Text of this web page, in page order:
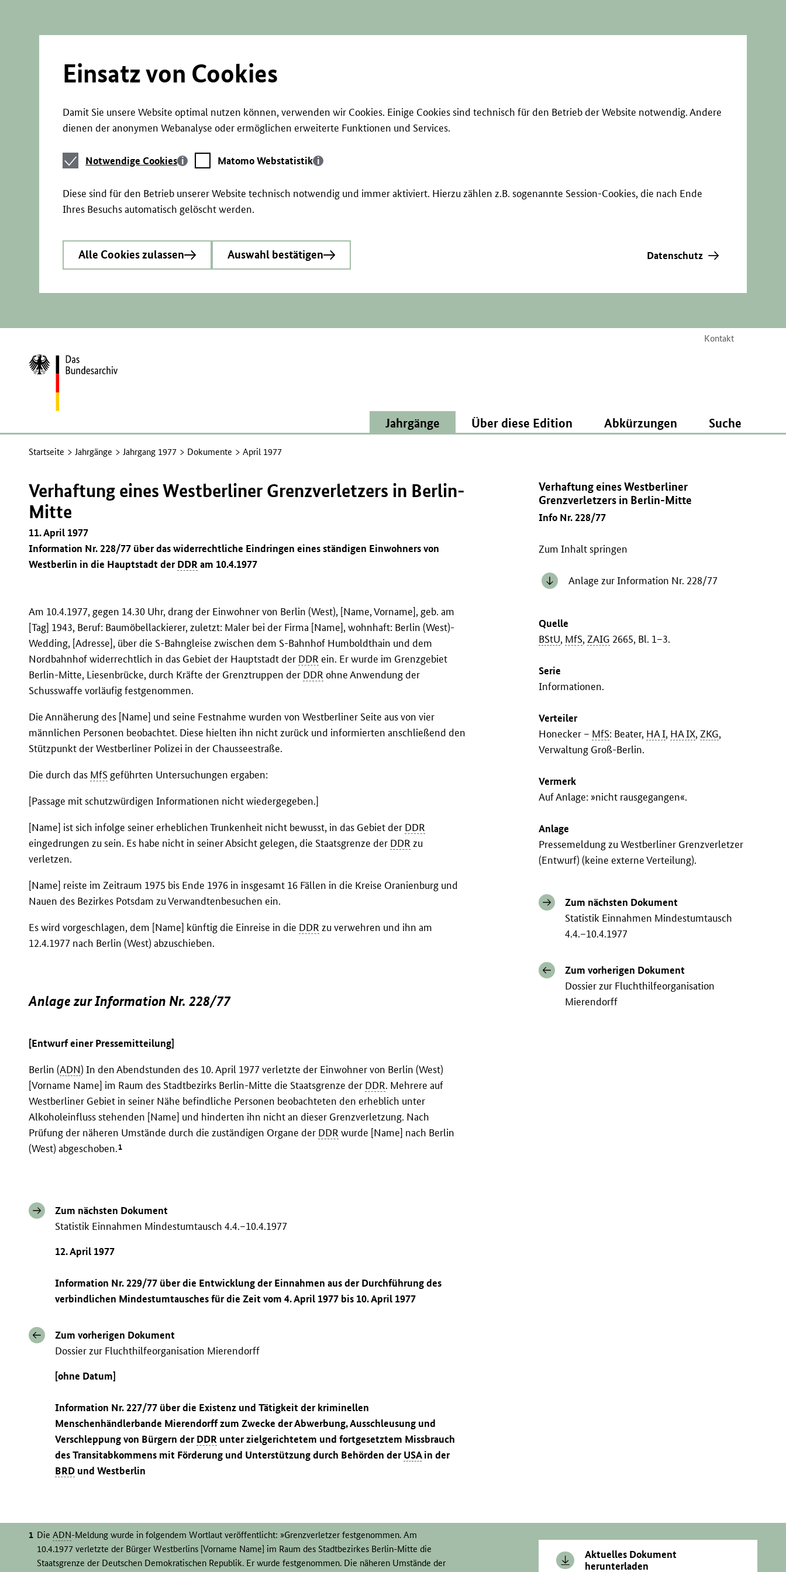
Einsatz von Cookies
Damit Sie unsere Website optimal nutzen können, verwenden wir Cookies. Einige Cookies sind technisch für den Betrieb der Website notwendig. Andere
dienen der anonymen Webanalyse oder ermöglichen erweiterte Funktionen und Services.
Notwendige
Cookies
Notwendige Cookies
Matomo
Webstatistik
Matomo Webstatistik
Diese sind für den Betrieb unserer Website technisch notwendig und immer aktiviert. Hierzu zählen z.B. sogenannte Session-Cookies, die nach Ende
Ihres Besuchs automatisch gelöscht werden.
Alle Cookies zulassen Auswahl bestätigen Datenschutz
Kontakt
Zur
Startseite
Jahrgänge Über diese Edition Abkürzungen Suche
Startseite Jahrgänge Jahrgang 1977 Dokumente April 1977
Verhaftung eines Westberliner
Grenzverletzers in Berlin-Mitte
Info Nr. 228/77
Zum Inhalt springen
Anlage zur Information Nr. 228/77
Quelle
BStU, MfS,ZAIG 2665, Bl. 1–3.
Serie
Informationen.
Verteiler
Honecker – MfS: Beater, HA I, HA IX,ZKG,
Verwaltung Groß-Berlin.
Vermerk
Auf Anlage: »nicht rausgegangen«.
Anlage
Pressemeldung zu Westberliner Grenzverletzer
(Entwurf) (keine externe Verteilung).
Zum nächsten Dokument
Statistik Einnahmen Mindestumtausch
4.4.–10.4.1977
Zum vorherigen Dokument
Dossier zur Fluchthilfeorganisation
Mierendorff
Verhaftung eines Westberliner Grenzverletzers in Berlin-
Mitte
11. April 1977
Information Nr. 228/77 über das widerrechtliche Eindringen eines ständigen Einwohners von
Westberlin in die Hauptstadt derDDRam 10.4.1977
Am 10.4.1977, gegen 14.30 Uhr, drang der Einwohner von Berlin (West), [Name, Vorname], geb. am
[Tag] 1943, Beruf: Baumöbellackierer, zuletzt: Maler bei der Firma [Name], wohnhaft: Berlin (West)-
Wedding, [Adresse], über die S-Bahngleise zwischen dem S-Bahnhof Humboldthain und dem
Nordbahnhof widerrechtlich in das Gebiet der Hauptstadt der DDR ein. Er wurde im Grenzgebiet
Berlin-Mitte, Liesenbrücke, durch Kräfte der Grenztruppen der DDR ohne Anwendung der
Schusswaffe vorläufig festgenommen.
Die Annäherung des [Name] und seine Festnahme wurden von Westberliner Seite aus von vier
männlichen Personen beobachtet. Diese hielten ihn nicht zurück und informierten anschließend den
Stützpunkt der Westberliner Polizei in der Chausseestraße.
Die durch das MfS geführten Untersuchungen ergaben:
[Passage mit schutzwürdigen Informationen nicht wiedergegeben.]
[Name] ist sich infolge seiner erheblichen Trunkenheit nicht bewusst, in das Gebiet der DDR
eingedrungen zu sein. Es habe nicht in seiner Absicht gelegen, die Staatsgrenze der DDR zu
verletzen.
[Name] reiste im Zeitraum 1975 bis Ende 1976 in insgesamt 16 Fällen in die Kreise Oranienburg und
Nauen des Bezirkes Potsdam zu Verwandtenbesuchen ein.
Es wird vorgeschlagen, dem [Name] künftig die Einreise in die DDR zu verwehren und ihn am
12.4.1977 nach Berlin (West) abzuschieben.
Anlage zur Information Nr. 228/77
[Entwurf einer Pressemitteilung]
Berlin (ADN) In den Abendstunden des 10. April 1977 verletzte der Einwohner von Berlin (West)
[Vorname Name] im Raum des Stadtbezirks Berlin-Mitte die Staatsgrenze der DDR. Mehrere auf
Westberliner Gebiet in seiner Nähe befindliche Personen beobachteten den erheblich unter
Alkoholeinfluss stehenden [Name] und hinderten ihn nicht an dieser Grenzverletzung. Nach
Prüfung der näheren Umstände durch die zuständigen Organe der DDR wurde [Name] nach Berlin
(West) abgeschoben.1
Zum nächsten Dokument
Statistik Einnahmen Mindestumtausch 4.4.–10.4.1977
12. April 1977
Information Nr. 229/77 über die Entwicklung der Einnahmen aus der Durchführung des
verbindlichen Mindestumtausches für die Zeit vom 4. April 1977 bis 10. April 1977
Zum vorherigen Dokument
Dossier zur Fluchthilfeorganisation Mierendorff
[ohne Datum]
Information Nr. 227/77 über die Existenz und Tätigkeit der kriminellen
Menschenhändlerbande Mierendorff zum Zwecke der Abwerbung, Ausschleusung und
Verschleppung von Bürgern derDDR unter zielgerichtetem und fortgesetztem Missbrauch
des Transitabkommens mit Förderung und Unterstützung durch Behörden derUSAin der
BRD und Westberlin
DieADN-Meldung wurde in folgendem Wortlaut veröffentlicht: »Grenzverletzer festgenommen. Am
10.4.1977 verletzte der Bürger Westberlins [Vorname Name] im Raum des Stadtbezirkes Berlin-Mitte die
Staatsgrenze der Deutschen Demokratischen Republik. Er wurde festgenommen. Die näheren Umstände der
Aktuelles Dokument
herunterladen